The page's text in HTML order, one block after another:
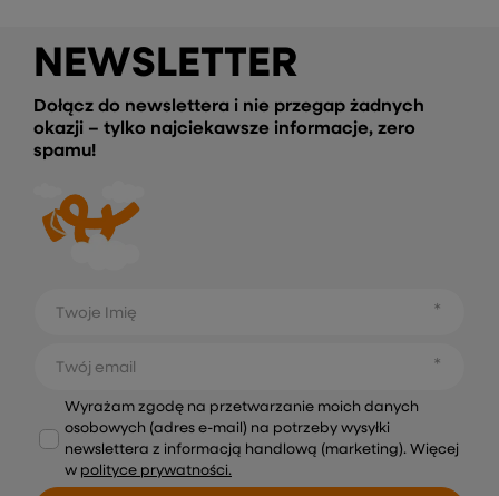
NEWSLETTER
Dołącz do newslettera i nie przegap żadnych
okazji – tylko najciekawsze informacje, zero
spamu!
Twoje Imię
Twój email
Wyrażam zgodę na przetwarzanie moich danych
osobowych (adres e-mail) na potrzeby wysyłki
newslettera z informacją handlową (marketing). Więcej
w polityce prywatności.